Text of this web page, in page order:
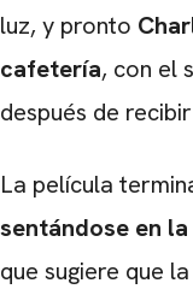
luz, y pronto
cafetería, con el
después de
La película
sentándose en
que sugiere que